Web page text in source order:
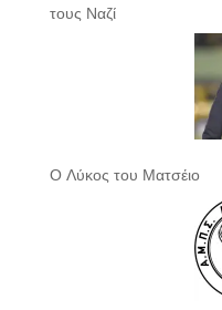
τους Ναζί
Ο Λύκος του Ματσέιο